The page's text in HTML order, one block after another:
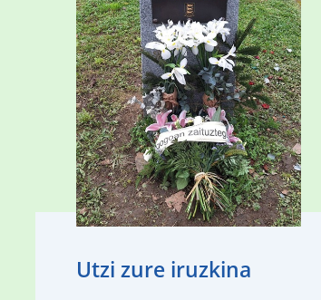
«Azkenengo 40 urteetan
Zaldibar jo zuen
ingurumen-
hondamendirik larriena»
ESKUALDEA,ZALDIBAR/2024-02-
06
Utzi zure iruzkina